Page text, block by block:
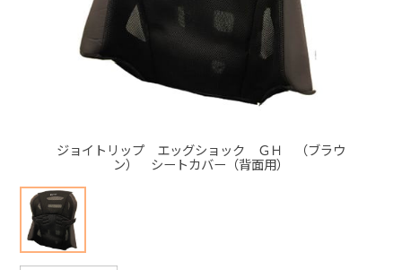
ジョイトリップ エッグショック ＧＨ （ブラウ
ン） シートカバー（背面用）